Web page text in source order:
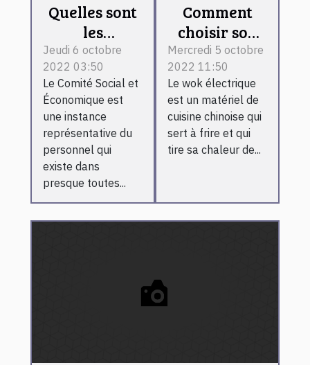
Quelles sont
les
différentes
commissions
du Comité
Social et
Économique
?
Jeudi 6 octobre
2022 03:50
Le Comité Social et
Économique est
une instance
représentative du
personnel qui
existe dans
presque toutes...
Comment
choisir son
wok
électrique ?
Mercredi 5 octobre
2022 11:50
Le wok électrique
est un matériel de
cuisine chinoise qui
sert à frire et qui
tire sa chaleur de...